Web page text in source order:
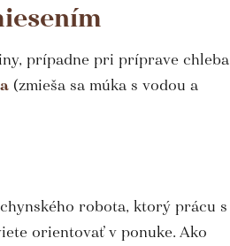
prípadne pri príprave chleba
(zmieša sa múka s vodou a
robota, ktorý prácu s
orientovať v ponuke. Ako